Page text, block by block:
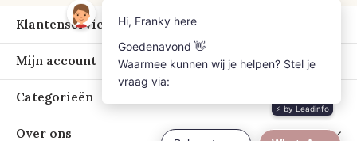
Klantenservice
Mijn account
Categorieën
Over ons